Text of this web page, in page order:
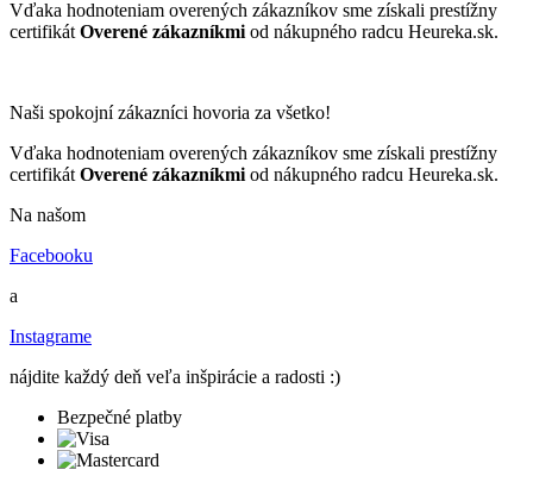
Vďaka hodnoteniam overených zákazníkov sme získali prestížny
certifikát Overené zákazníkmi od nákupného radcu Heureka.sk.
Naši spokojní zákazníci hovoria za všetko!
Vďaka hodnoteniam overených zákazníkov sme získali prestížny
certifikát Overené zákazníkmi od nákupného radcu Heureka.sk.
Na našom
Facebooku
a
Instagrame
nájdite každý deň veľa inšpirácie a radosti :)
Bezpečné platby